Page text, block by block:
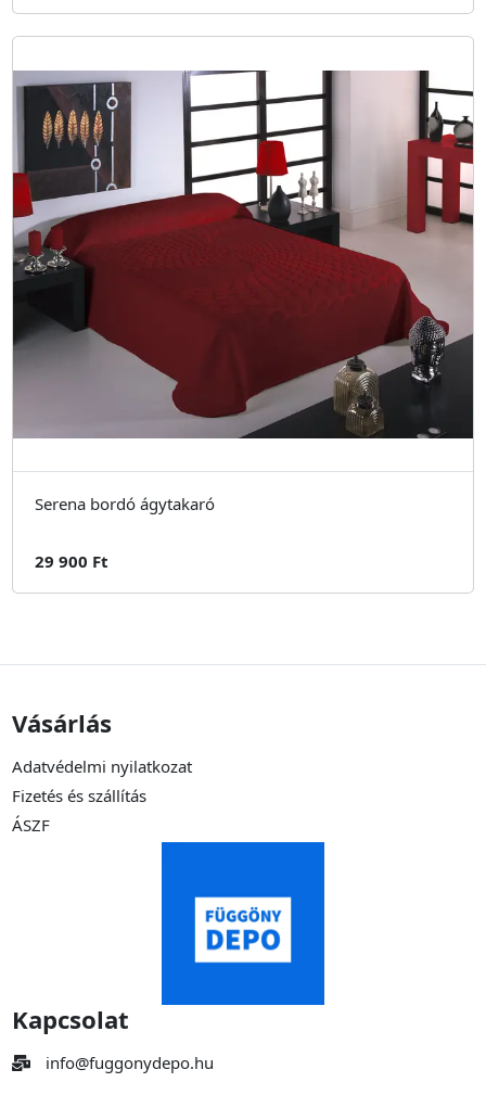
Serena bordó ágytakaró
29 900 Ft
Vásárlás
Adatvédelmi nyilatkozat
Fizetés és szállítás
ÁSZF
Kapcsolat
info@fuggonydepo.hu